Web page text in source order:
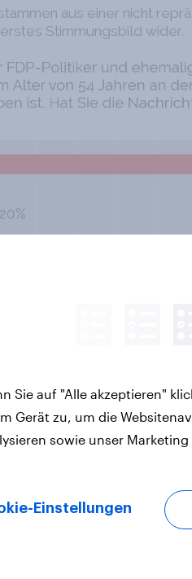
finden Sie unter
und sofort mitmachen.
Newsletter
Sie auf "Alle akzeptieren"
Gerät zu, um die
sowie unser
Einstellungen